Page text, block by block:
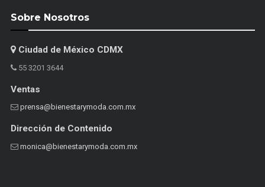
Sobre Nosotros
Ciudad de México CDMX
55 3201 3644
Ventas
prensa@bienestarymoda.com.mx
Dirección de Contenido
monica@bienestarymoda.com.mx